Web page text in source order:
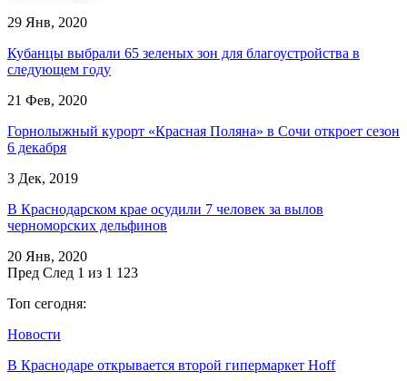
29 Янв, 2020
Кубанцы выбрали 65 зеленых зон для благоустройства в
следующем году
21 Фев, 2020
Горнолыжный курорт «Красная Поляна» в Сочи откроет сезон
6 декабря
3 Дек, 2019
В Краснодарском крае осудили 7 человек за вылов
черноморских дельфинов
20 Янв, 2020
Пред След 1 из 1 123
Топ сегодня:
Новости
В Краснодаре открывается второй гипермаркет Hoff